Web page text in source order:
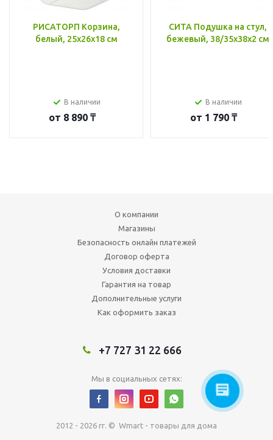
РИСАТОРП Корзина,
белый, 25x26x18 см
В наличии
от 8 890 ₸
СИТА Подушка на стул,
бежевый, 38/35x38x2 см
В наличии
от 1 790 ₸
О компании
Магазины
Безопасность онлайн платежей
Договор оферта
Условия доставки
Гарантия на товар
Дополнительные услуги
Как оформить заказ
+7 727 31 22 666
Мы в социальных сетях:
2012 - 2026 гг. © Wmart - товары для дома